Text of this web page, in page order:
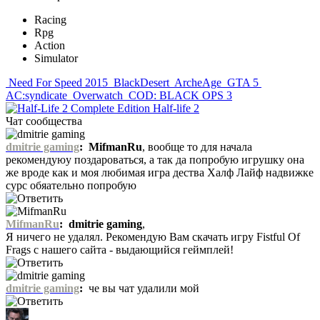
Racing
Rpg
Action
Simulator
Need For Speed 2015 BlackDesert ArcheAge GTA 5
AC:syndicate Overwatch COD: BLACK OPS 3
Half-life 2
Чат сообщества
dmitrie gaming: MifmanRu, вообще то для начала
рекомендуюу поздароваться, а так да попробую игрушку она
же вроде как и моя любимая игра дества Халф Лайф надвижке
сурс обяательно попробую
MifmanRu: dmitrie gaming,
Я ничего не удалял. Рекомендую Вам скачать игру Fistful Of
Frags с нашего сайта - выдающийся геймплей!
dmitrie gaming: че вы чат удалили мой